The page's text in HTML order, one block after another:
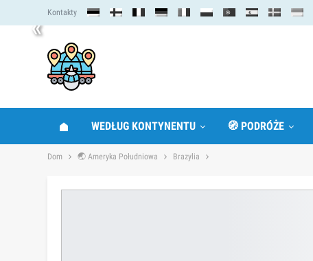
« Kontakty
WEDŁUG KONTYNENTU 🧭 PODRÓŻE
Dom 🌏 Ameryka Południowa Brazylia